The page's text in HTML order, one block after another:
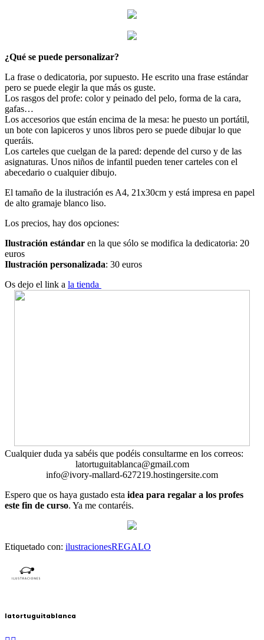
¿Qué se puede personalizar?
La frase o dedicatoria, por supuesto. He escrito una frase estándar
pero se puede elegir la que más os guste.
Los rasgos del profe: color y peinado del pelo, forma de la cara,
gafas…
Los accesorios que están encima de la mesa: he puesto un portátil,
un bote con lapiceros y unos libros pero se puede dibujar lo que
queráis.
Los carteles que cuelgan de la pared: depende del curso y de las
asignaturas. Unos niños de infantil pueden tener carteles con el
abecedario o cualquier dibujo.
El tamaño de la ilustración es A4, 21x30cm y está impresa en papel
de alto gramaje blanco liso.
Los precios, hay dos opciones:
Ilustración estándar en la que sólo se modifica la dedicatoria: 20
euros
Ilustración personalizada: 30 euros
Os dejo el link a la tienda
Cualquier duda ya sabéis que podéis consultarme en los correos:
latortuguitablanca@gmail.com
info@ivory-mallard-627219.hostingersite.com
Espero que os haya gustado esta idea para regalar a los profes
este fin de curso. Ya me contaréis.
Etiquetado con: ilustracionesREGALO
latortuguitablanca